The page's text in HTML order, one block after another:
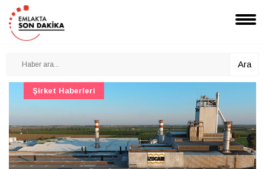
Ara
Şirket Haberleri